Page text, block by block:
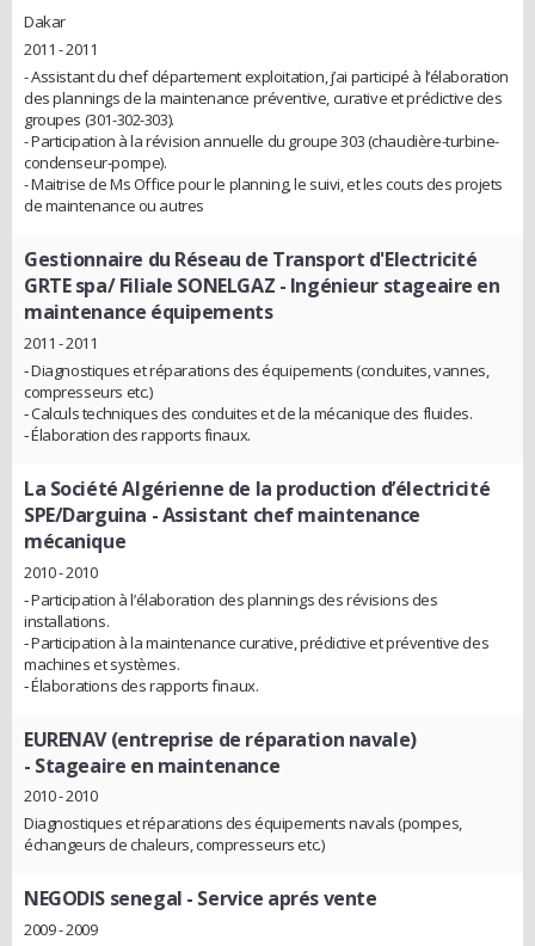
Dakar
2011 - 2011
- Assistant du chef département exploitation, j’ai participé à l’élaboration
des plannings de la maintenance préventive, curative et prédictive des
groupes (301-302-303).
- Participation à la révision annuelle du groupe 303 (chaudière-turbine-
condenseur-pompe).
- Maitrise de Ms Office pour le planning, le suivi, et les couts des projets
de maintenance ou autres
Gestionnaire du Réseau de Transport d'Electricité
GRTE spa/ Filiale SONELGAZ - Ingénieur stageaire en
maintenance équipements
2011 - 2011
‐ Diagnostiques et réparations des équipements (conduites, vannes,
compresseurs etc.)
‐ Calculs techniques des conduites et de la mécanique des fluides.
‐ Élaboration des rapports finaux.
La Société Algérienne de la production d’électricité
SPE/Darguina - Assistant chef maintenance
mécanique
2010 - 2010
‐ Participation à l’élaboration des plannings des révisions des
installations.
‐ Participation à la maintenance curative, prédictive et préventive des
machines et systèmes.
‐ Élaborations des rapports finaux.
EURENAV (entreprise de réparation navale)
- Stageaire en maintenance
2010 - 2010
Diagnostiques et réparations des équipements navals (pompes,
échangeurs de chaleurs, compresseurs etc.)
NEGODIS senegal - Service aprés vente
2009 - 2009